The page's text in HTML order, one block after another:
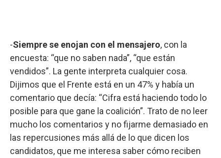
-Siempre se enojan con el mensajero, con la
encuesta: “que no saben nada”, “que están
vendidos”. La gente interpreta cualquier cosa.
Dijimos que el Frente está en un 47% y había un
comentario que decía: “Cifra está haciendo todo lo
posible para que gane la coalición”. Trato de no leer
mucho los comentarios y no fijarme demasiado en
las repercusiones más allá de lo que dicen los
candidatos, que me interesa saber cómo reciben